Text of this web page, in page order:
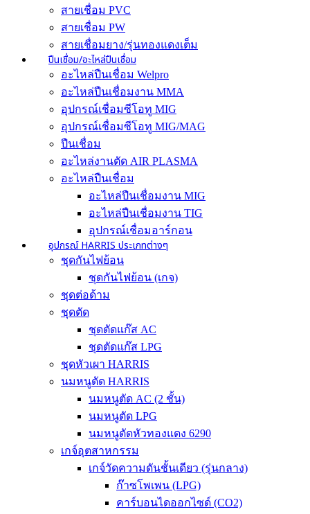
สายเชื่อม PVC
สายเชื่อม PW
สายเชื่อมยาง/รุ่นทองแดงเต็ม
ปืนเชื่อม/อะไหล่ปืนเชื่อม
อะไหล่ปืนเชื่อม Welpro
อะไหล่ปืนเชื่อมงาน MMA
อุปกรณ์เชื่อมซีโอทู MIG
อุปกรณ์เชื่อมซีโอทู MIG/MAG
ปืนเชื่อม
อะไหล่งานตัด AIR PLASMA
อะไหล่ปืนเชื่อม
อะไหล่ปืนเชื่อมงาน MIG
อะไหล่ปืนเชื่อมงาน TIG
อุปกรณ์เชื่อมอาร์กอน
อุปกรณ์ HARRIS ประเภทต่างๆ
ชุดกันไฟย้อน
ชุดกันไฟย้อน (เกจ)
ชุดต่อด้าม
ชุดตัด
ชุดตัดแก๊ส AC
ชุดตัดแก๊ส LPG
ชุดหัวเผา HARRIS
นมหนูตัด HARRIS
นมหนูตัด AC (2 ชั้น)
นมหนูตัด LPG
นมหนูตัดหัวทองแดง 6290
เกจ์อุตสาหกรรม
เกจ์วัดความดันชั้นเดียว (รุ่นกลาง)
ก๊าซโพเพน (LPG)
คาร์บอนไดออกไซด์ (CO2)